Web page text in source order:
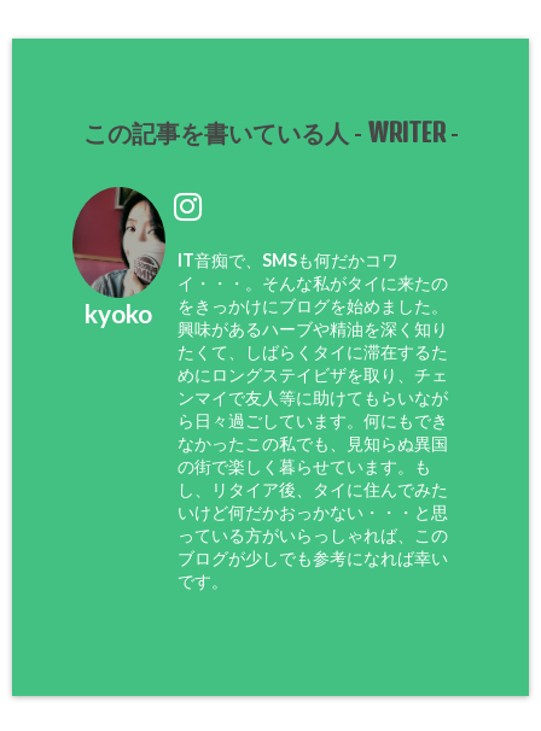
この記事を書いている人 - WRITER-
kyoko
IT音痴で、SMSも何だかコワ
イ・・・。そんな私がタイに来たの
をきっかけにブログを始めました。
興味があるハーブや精油を深く知り
たくて、しばらくタイに滞在するた
めにロングステイビザを取り、チェ
ンマイで友人等に助けてもらいなが
ら日々過ごしています。何にもでき
なかったこの私でも、見知らぬ異国
の街で楽しく暮らせています。も
し、リタイア後、タイに住んでみた
いけど何だかおっかない・・・と思
っている方がいらっしゃれば、この
ブログが少しでも参考になれば幸い
です。